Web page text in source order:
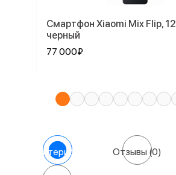
Смартфон Xiaomi Mix Flip,
черный
77 000₽
Характеристики Отзывы (0)